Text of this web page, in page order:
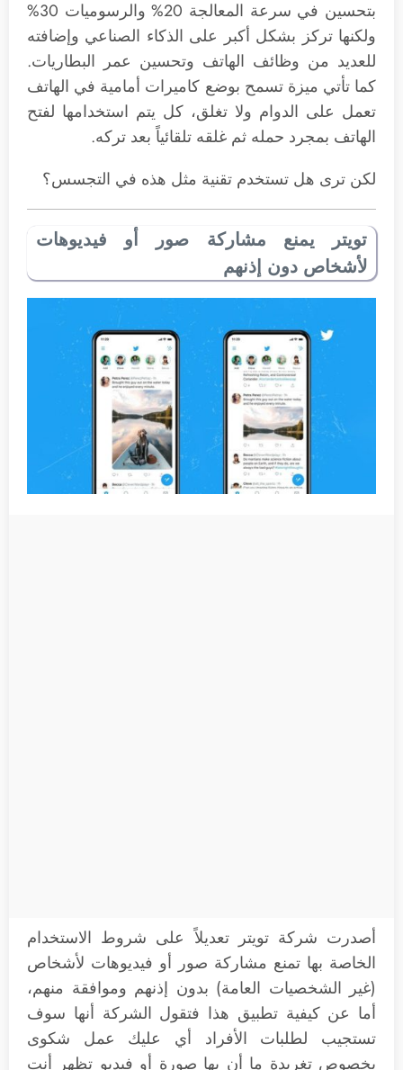
بتحسين في سرعة المعالجة 20% والرسوميات 30%
ولكنها تركز بشكل أكبر على الذكاء الصناعي وإضافته
للعديد من وظائف الهاتف وتحسين عمر البطاريات.
كما تأتي ميزة تسمح بوضع كاميرات أمامية في الهاتف
تعمل على الدوام ولا تغلق، كل يتم استخدامها لفتح
الهاتف بمجرد حمله ثم غلقه تلقائياً بعد تركه.
لكن ترى هل تستخدم تقنية مثل هذه في التجسس؟
تويتر يمنع مشاركة صور أو فيديوهات
لأشخاص دون إذنهم
أصدرت شركة تويتر تعديلاً على شروط الاستخدام
الخاصة بها تمنع مشاركة صور أو فيديوهات لأشخاص
(غير الشخصيات العامة) بدون إذنهم وموافقة منهم،
أما عن كيفية تطبيق هذا فتقول الشركة أنها سوف
تستجيب لطلبات الأفراد أي عليك عمل شكوى
بخصوص تغريدة ما أن بها صورة أو فيديو تظهر أنت